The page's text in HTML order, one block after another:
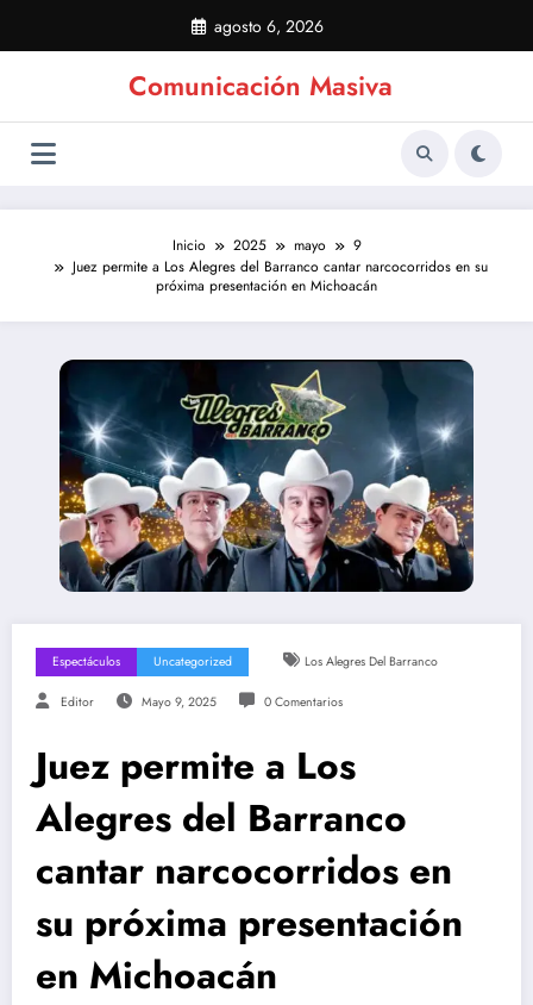
contenido
agosto 6, 2026
Comunicación Masiva
Inicio 2025 mayo
9
Juez permite a Los Alegres del Barranco cantar narcocorridos en su
próxima presentación en Michoacán
Espectáculos Uncategorized Los Alegres Del Barranco
Editor Mayo 9, 2025 0 Comentarios
Juez permite a Los
Alegres del Barranco
cantar narcocorridos en
su próxima presentación
en Michoacán